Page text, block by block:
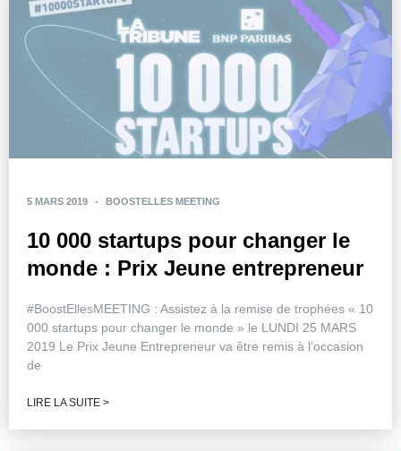
5 MARS 2019 - BOOSTELLES MEETING
10 000 startups pour changer le
monde : Prix Jeune entrepreneur
#BoostEllesMEETING : Assistez à la remise de trophées « 10
000 startups pour changer le monde » le LUNDI 25 MARS
2019 Le Prix Jeune Entrepreneur va être remis à l’occasion
de
LIRE LA SUITE >